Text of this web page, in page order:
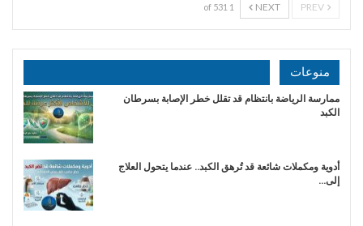
NEXT
1 of 531
منوعات
ممارسة الرياضة بانتظام قد تقلل خطر الإصابة بسرطان
الكبد
أدوية ومكملات شائعة قد تُرهق الكبد.. عندما يتحول العلاج
إلى…